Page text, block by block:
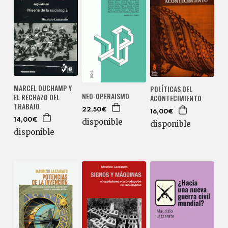
MARCEL DUCHAMP Y
EL RECHAZO DEL
TRABAJO
14,00€
disponible
NEO-OPERAISMO
22,50€
disponible
POLÍTICAS DEL
ACONTECIMIENTO
16,00€
disponible